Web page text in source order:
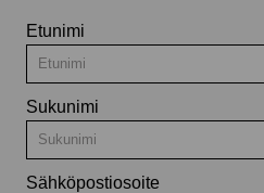
Etunimi
Sukunimi
Sähköpostiosoite